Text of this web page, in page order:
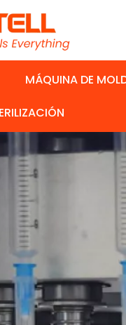
MÁQUINA DE